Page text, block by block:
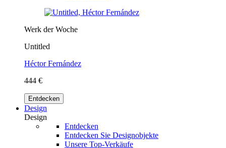
Werk der Woche
Untitled
Héctor Fernández
444 €
Entdecken
Design
Design
Entdecken
Entdecken Sie Designobjekte
Unsere Top-Verkäufe